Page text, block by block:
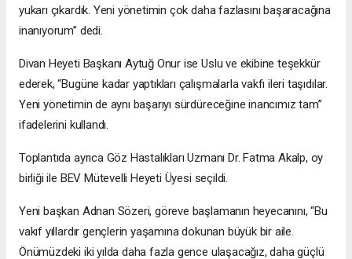
yukarı çıkardık. Yeni yönetimin çok daha fazlasını başaracağına
inanıyorum” dedi.
Divan Heyeti Başkanı Aytuğ Onur ise Uslu ve ekibine teşekkür
ederek, “Bugüne kadar yaptıkları çalışmalarla vakfı ileri taşıdılar.
Yeni yönetimin de aynı başarıyı sürdüreceğine inancımız tam”
ifadelerini kullandı.
Toplantıda ayrıca Göz Hastalıkları Uzmanı Dr. Fatma Akalp, oy
birliği ile BEV Mütevelli Heyeti Üyesi seçildi.
Yeni başkan Adnan Sözeri, göreve başlamanın heyecanını, “Bu
vakıf yıllardır gençlerin yaşamına dokunan büyük bir aile.
Önümüzdeki iki yılda daha fazla gence ulaşacağız, daha güçlü